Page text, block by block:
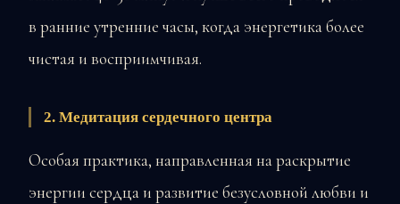
в ранние утренние часы, когда энергетика более
чистая и восприимчивая.
2. Медитация сердечного центра
Особая практика, направленная на раскрытие
энергии сердца и развитие безусловной любви и